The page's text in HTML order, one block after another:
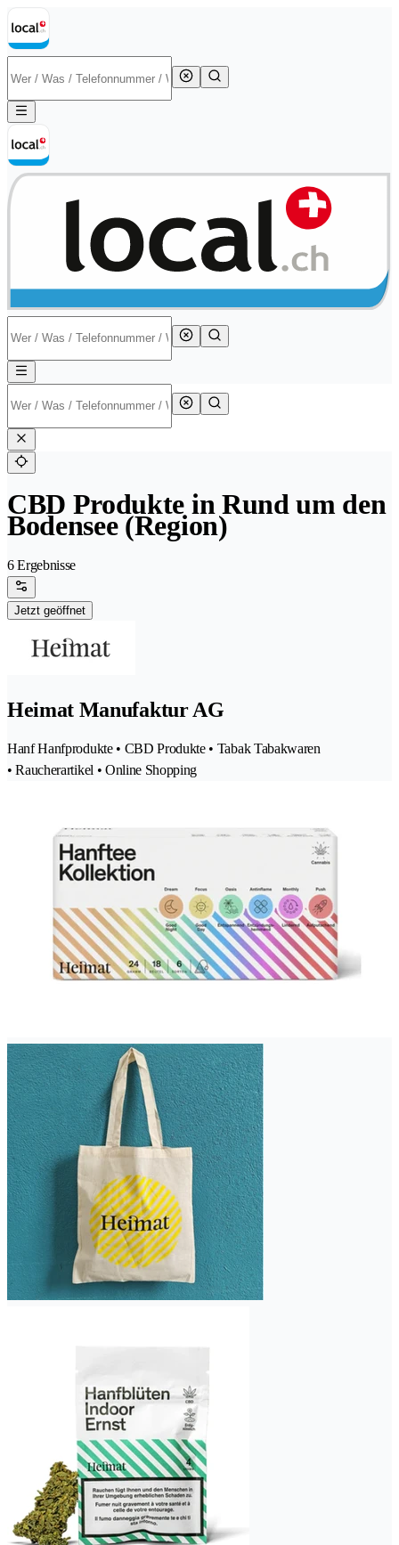
CBD Produkte in Rund um den
Bodensee (Region)
6 Ergebnisse
Jetzt geöffnet
Heimat Manufaktur AG
Hanf Hanfprodukte • CBD Produkte • Tabak Tabakwaren
• Raucherartikel • Online Shopping